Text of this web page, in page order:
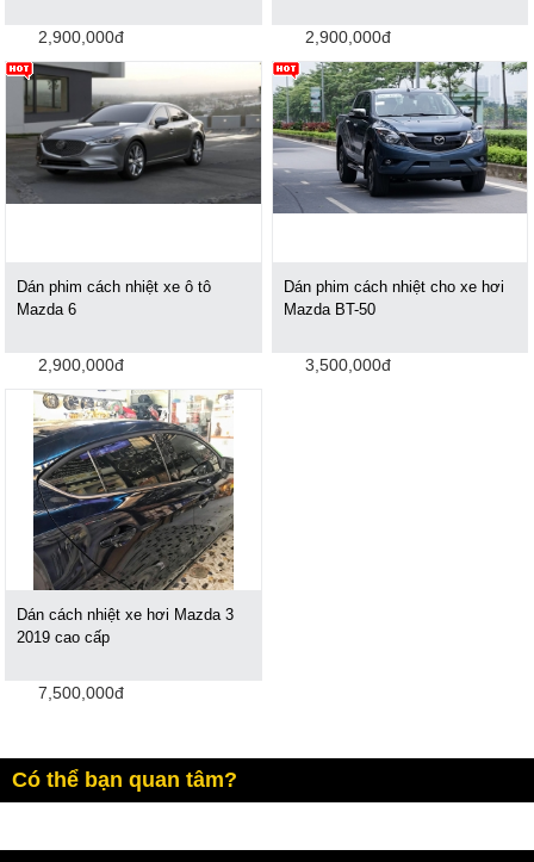
2,900,000đ 2,900,000đ
Dán phim cách nhiệt xe ô tô
Mazda 6
2,900,000đ
Dán phim cách nhiệt cho xe hơi
Mazda BT-50
3,500,000đ
Dán cách nhiệt xe hơi Mazda 3
2019 cao cấp
7,500,000đ
Có thể bạn quan tâm?